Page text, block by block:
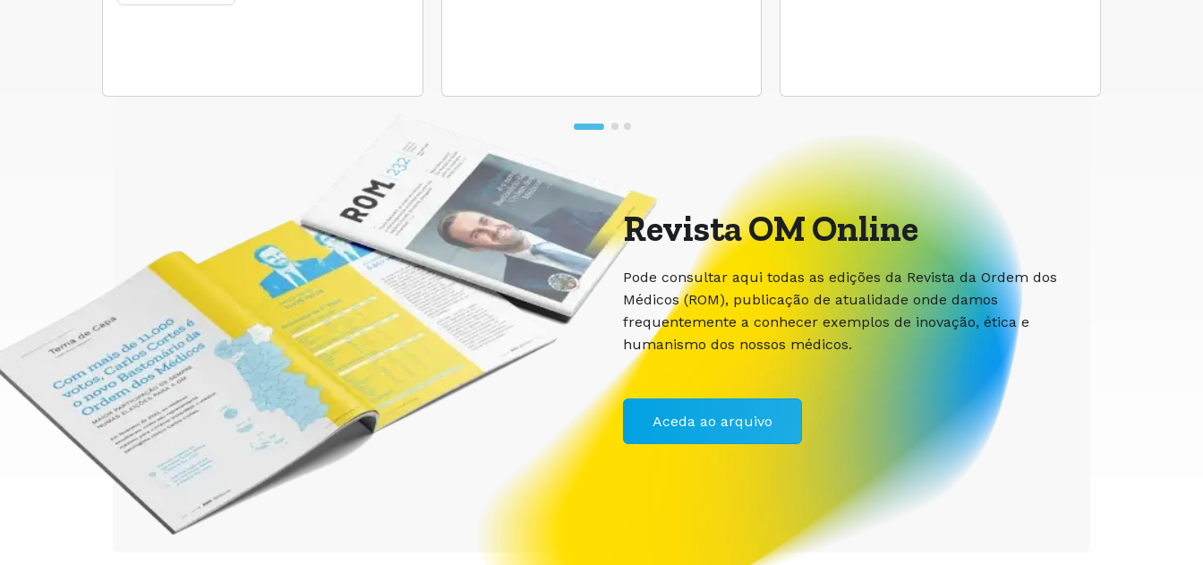
Revista OM Online
Pode consultar aqui todas as edições da Revista da Ordem dos
Médicos (ROM), publicação de atualidade onde damos
frequentemente a conhecer exemplos de inovação, ética e
humanismo dos nossos médicos.
Aceda ao arquivo